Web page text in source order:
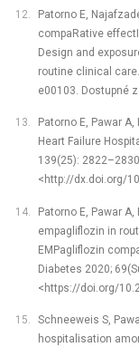
Patorno E,
compaRative
Design and
routine clinical
e00103. Dostupné
Patorno E, Pawar
Heart Failure
139(25):
<http://dx.doi.org/
Patorno E, Pawar
empagliflozin in
EMPagliflozin
Diabetes 2020;
<https://doi.org/
Schneeweis S,
hospitalisation